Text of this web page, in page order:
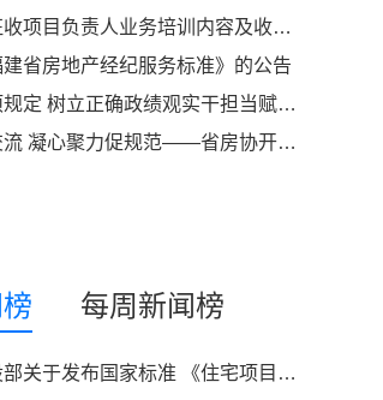
福建省房屋征收项目负责人业务培训内容及收费标准
省房地产经纪服务标准》的公告
严守中央八项规定 树立正确政绩观实干担当赋能行业高质量发展——中共福建省住建厅社会组织第二支部委员会开展专题党课活动
走访调研促交流 凝心聚力促规范——省房协开市委走访贝壳找房（福州）开展座谈交流
每周新闻榜
住房城乡建设部关于发布国家标准 《住宅项目规范》的公告